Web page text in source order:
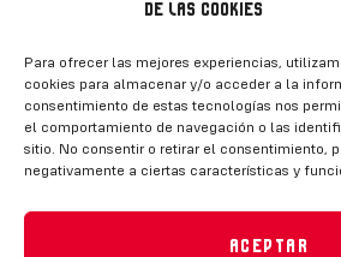
de las cookies
Para ofrecer las mejores experiencias,
cookies para almacenar y/o acceder a la
consentimiento de estas tecnologías nos
el comportamiento de navegación o las
sitio. No consentir o retirar el consentimiento,
negativamente a ciertas características y
Aceptar
Síguenos